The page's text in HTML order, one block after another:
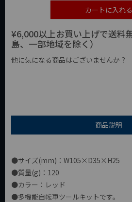
カートに入れる
¥6,000以上お買い上げで送料
島、一部地域を除く）
他に気になる商品はございませんか？
商品説明
●サイズ(mm)：W105×D35×H25
●質量(g)：120
●カラー：レッド
●多機能自転車ツールキットです。